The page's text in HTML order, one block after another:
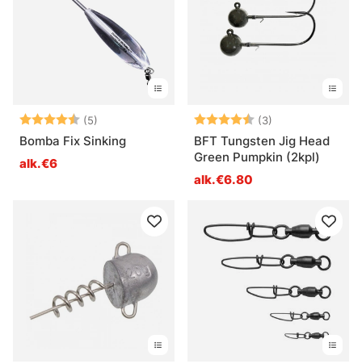
Arvio: (5)
4.2 5:sta tähdestä
Bomba Fix Sinking
alk.€6
Arvio: (3)
BFT Tungsten Jig Head
Green Pumpkin (2kpl)
alk.€6.80